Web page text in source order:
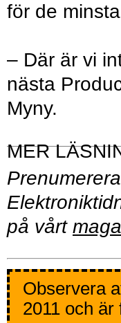
för de
– Där är vi
nästa
Myny.
på vårt
Observera
2011 och